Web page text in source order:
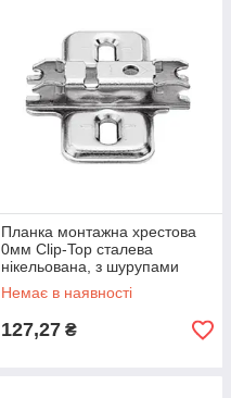
Планка монтажна хрестова
0мм Clip-Top сталева
нікельована, з шурупами
Немає в наявності
127,27 ₴